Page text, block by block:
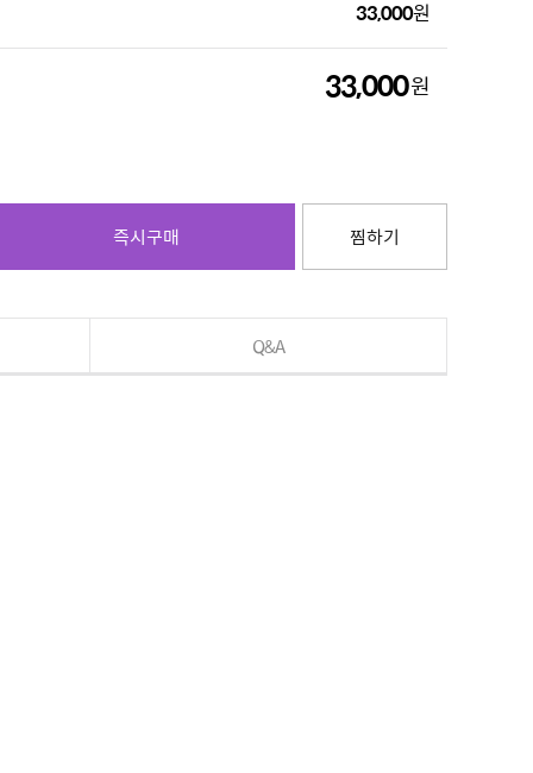
33,000원
33,000원
즉시구매 찜하기
Q&A